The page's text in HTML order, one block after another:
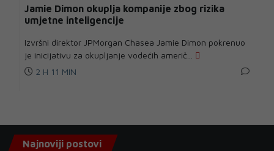
Jamie Dimon okuplja kompanije zbog rizika
umjetne inteligencije
Izvršni direktor JPMorgan Chasea Jamie Dimon pokrenuo
je inicijativu za okupljanje vodećih američ...
2 H 11 MIN
Najnoviji postovi